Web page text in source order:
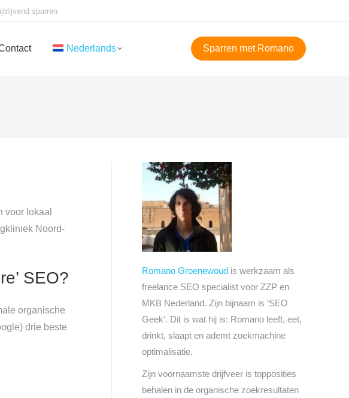
sparren
Nederlands Sparren met Romano
voor lokaal
Noord-
SEO?
organische
drie beste
Romano Groenewoud is werkzaam als
freelance SEO specialist voor ZZP en
MKB Nederland. Zijn bijnaam is ‘SEO
Geek’. Dit is wat hij is: Romano leeft, eet,
drinkt, slaapt en ademt zoekmachine
optimalisatie.
Zijn voornaamste drijfveer is topposities
behalen in de organische zoekresultaten